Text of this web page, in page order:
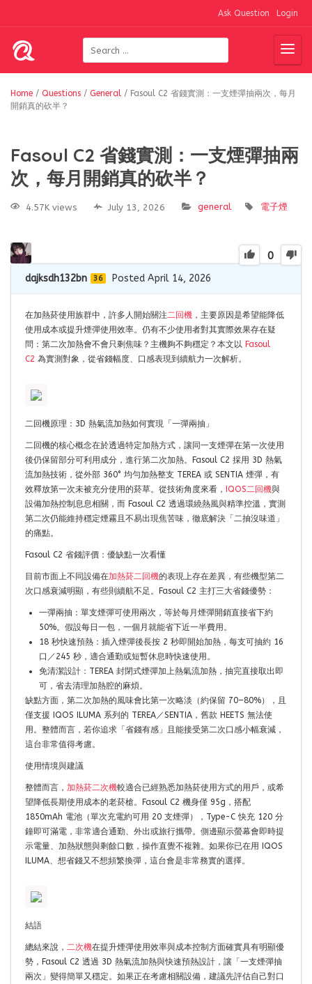
Ask Question Login
Home / Questions / General / Fasoul C2 省錢實測：一支煙彈抽兩次，每月
開銷真的砍半？
Fasoul C2 省錢實測：一支煙彈抽兩
次，每月開銷真的砍半？
4.57K views July 13, 2026 general 電子煙
0
dajksdh132bn 36 Posted April 14, 2026
在加熱菸使用族群中，許多人開始關注二回機 ，主要原因是希望能降低
使用成本或提升煙彈使用效率。仍有不少使用者對其實際效果存在疑
問：第二次加熱會不會只剩焦味？主機夠不夠穩定？本文以 Fasoul
C2 為實測對象，從省錢幅度、口感表現到續航力一次解析。
二回機原理：3D 熱氣流加熱如何實現「一彈兩抽」
二回機的核心概念在於透過特定加熱方式，讓同一支煙彈在第一次使用
後仍保留部分可利用成分，進行第二次加熱。Fasoul C2 採用 3D 熱氣
流加熱技術，從外部 360° 均勻加熱整支 TEREA 或 SENTIA 煙彈，有
效釋放第一次未被充分使用的菸草。從技術角度來看， IQOS二回機與
設備加熱控制息息相關，而 Fasoul C2 透過環繞熱風與精準控溫，實測
第二次仍能維持穩定煙霧且不易出現焦苦味，徹底解決「二抽沒味道」
的痛點。
Fasoul C2 省錢評價：優缺點一次看懂
目前市面上不同設備在加熱菸二回機的表現上存在差異，有些機型第二
次口感衰減明顯，有些則續航不足。Fasoul C2 主打三大省錢優勢：
一彈兩抽：單支煙彈可使用兩次，等於每月煙彈開銷直接省下約
50%。假設每日一包，一個月就能省下近一半費用。
18 秒快速預熱：插入煙彈後長按 2 秒即開始加熱，每支可抽約 16
口／245 秒，適合通勤或短暫休息時快速使用。
免清潔設計：TEREA 封閉式煙彈加上熱氣流加熱，抽完直接取出即
可，省去清理加熱腔的麻煩。
缺點方面，第二次加熱的風味會比第一次略淡（約保留 70–80%），且
僅支援 IQOS ILUMA 系列的 TEREA／SENTIA，舊款 HEETS 無法使
用。整體而言，若你追求「省錢有感」且能接受第二次口感小幅衰減，
這台非常值得考慮。
使用情境與建議
整體而言， 加熱菸二次機較適合已經熟悉加熱菸使用方式的用戶，或希
望降低長期使用成本的老菸槍。Fasoul C2 機身僅 95g，搭配
1850mAh 電池（單次充電約可用 20 支煙彈），Type-C 快充 120 分
鐘即可滿電，非常適合通勤、外出或旅行攜帶。側邊顯示螢幕會即時提
示電量、加熱狀態與剩餘口數，操作直覺不複雜。如果你已在用 IQOS
ILUMA、想省錢又不想頻繁換彈，這台會是非常務實的選擇。
結語
總結來說， 二次機在提升煙彈使用效率與成本控制方面確實具有明顯優
勢，Fasoul C2 透過 3D 熱氣流加熱與快速預熱設計，讓「一支煙彈抽
兩次」變得簡單又穩定。如果正在考慮相關設備，建議先評估自己對口